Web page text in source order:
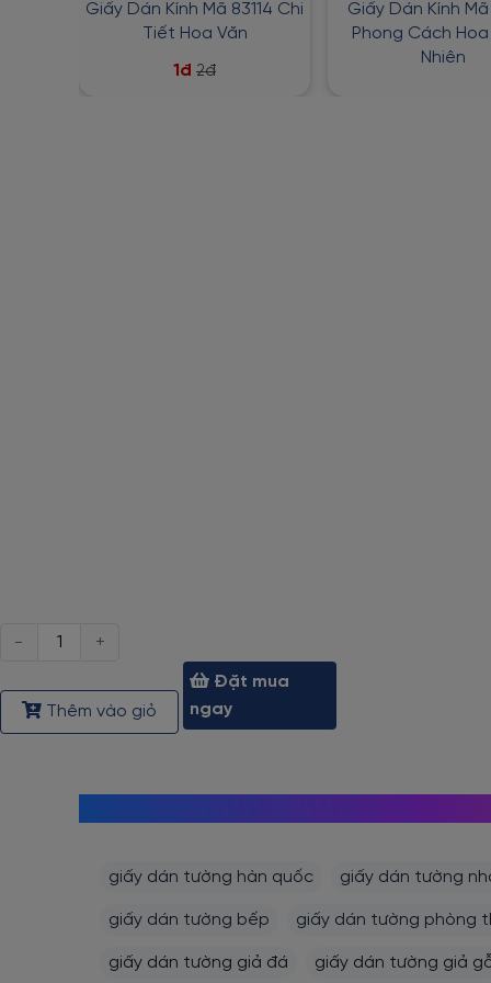
Giấy Dán Kính Mã 83114 Chi
Tiết Hoa Văn
1đ 2đ
Giấy Dán Kính
Phong Cách Hoa
Nhiên
Số
Thêm vào giỏ
Đặt mua
ngay
giấy dán tường hàn quốc giấy dán tường
giấy dán tường bếp giấy dán tường phòng
giấy dán tường giả đá giấy dán tường giả